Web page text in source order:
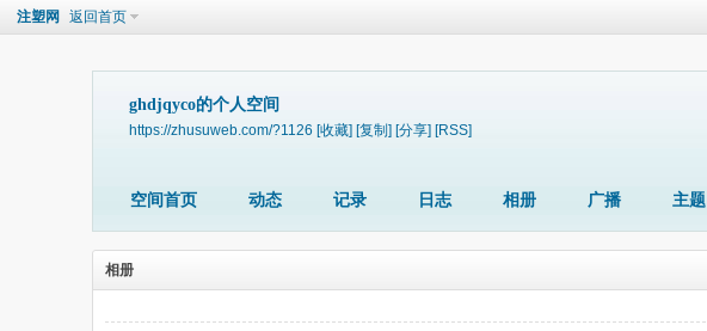
注塑网 返回首页
ghdjqyco的个人空间
https://zhusuweb.com/?1126 [收藏] [复制] [分享] [RSS]
空间首页 动态 记录 日志 相册 广播 主题
相册